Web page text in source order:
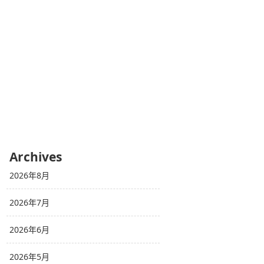
Archives
2026年8月
2026年7月
2026年6月
2026年5月